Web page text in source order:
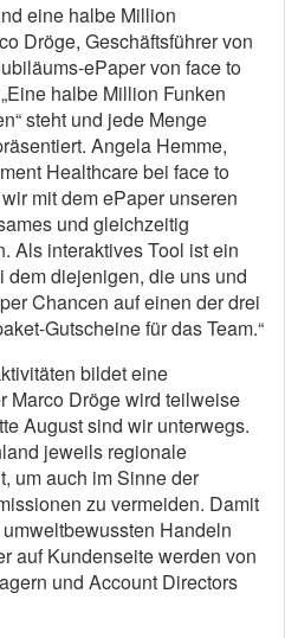
eine halbe Million
Dröge, Geschäftsführer von
ePaper von face to
halbe Million Funken
steht und jede Menge
Angela Hemme,
Healthcare bei face to
mit dem ePaper unseren
und gleichzeitig
Als interaktives Tool ist ein
diejenigen, die uns und
Chancen auf einen der drei
Gutscheine für das Team.“
bildet eine
Marco Dröge wird teilweise
August sind wir unterwegs.
jeweils regionale
um auch im Sinne der
zu vermeiden. Damit
Handeln
auf Kundenseite werden von
und Account Directors